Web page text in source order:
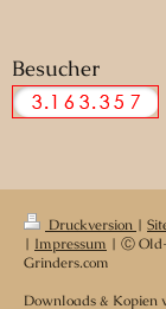
Besucher
Druckversion |
| Impressum | Ⓒ
Grinders.com
Downloads & Kopien